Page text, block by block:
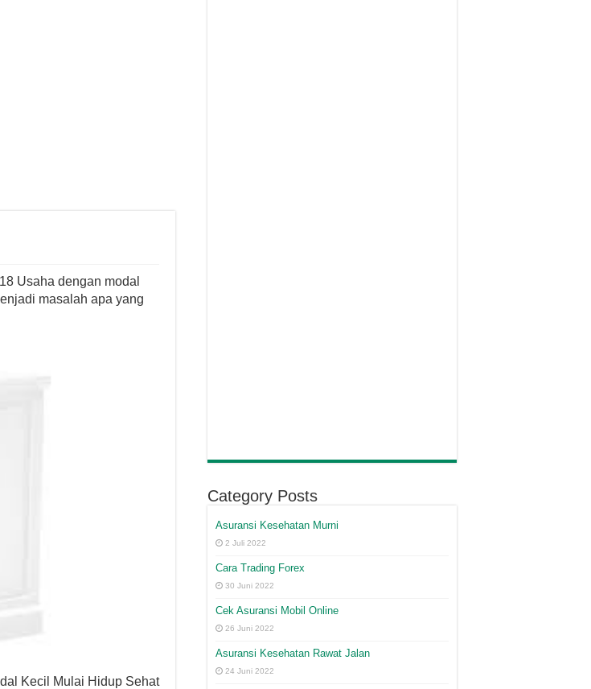
Usaha dengan modal
masalah apa yang
Kecil Mulai Hidup Sehat
Category Posts
Asuransi Kesehatan Murni
2 Juli 2022
Cara Trading Forex
30 Juni 2022
Cek Asuransi Mobil Online
26 Juni 2022
Asuransi Kesehatan Rawat Jalan
24 Juni 2022